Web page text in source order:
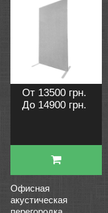
От 13500 грн.
До 14900 грн.
Офисная
акустическая